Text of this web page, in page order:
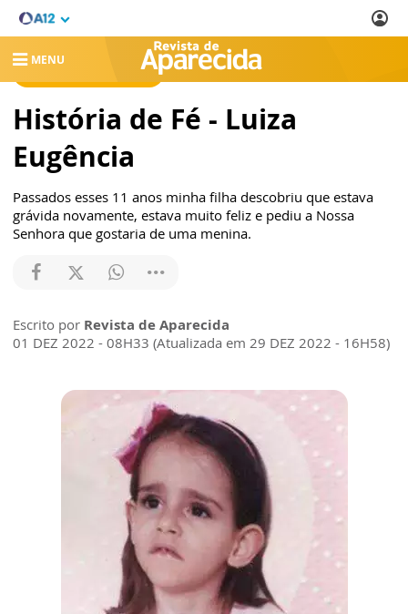
MENU
REVISTA DE APARECIDA
História de Fé - Luiza
Eugência
Passados esses 11 anos minha filha descobriu que estava
grávida novamente, estava muito feliz e pediu a Nossa
Senhora que gostaria de uma menina.
Escrito por Revista de Aparecida
01 DEZ 2022 - 08H33 (Atualizada em 29 DEZ 2022 - 16H58)